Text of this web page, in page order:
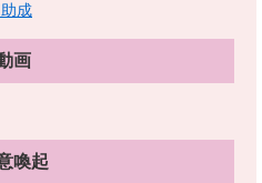
成
画
喚起